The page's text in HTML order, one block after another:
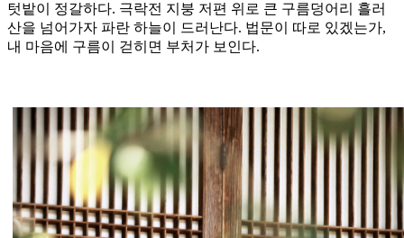
텃밭이 정갈하다. 극락전 지붕 저편 위로 큰 구름덩어리 흘러
산을 넘어가자 파란 하늘이 드러난다. 법문이 따로 있겠는가,
내 마음에 구름이 걷히면 부처가 보인다.